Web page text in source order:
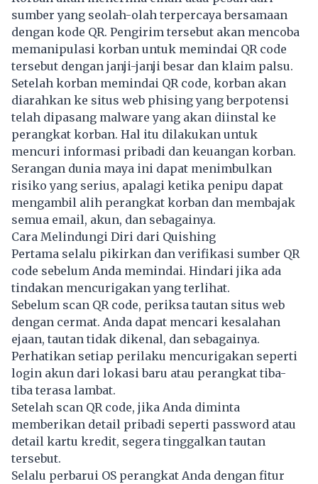
sumber yang seolah-olah terpercaya bersamaan
dengan kode QR. Pengirim tersebut akan mencoba
memanipulasi korban untuk memindai QR code
tersebut dengan janji-janji besar dan klaim palsu.
Setelah korban memindai QR code, korban akan
diarahkan ke situs web phising yang berpotensi
telah dipasang malware yang akan diinstal ke
perangkat korban. Hal itu dilakukan untuk
mencuri informasi pribadi dan keuangan korban.
Serangan dunia maya ini dapat menimbulkan
risiko yang serius, apalagi ketika penipu dapat
mengambil alih perangkat korban dan membajak
semua email, akun, dan sebagainya.
Cara Melindungi Diri dari Quishing
Pertama selalu pikirkan dan verifikasi sumber QR
code sebelum Anda memindai. Hindari jika ada
tindakan mencurigakan yang terlihat.
Sebelum scan QR code, periksa tautan situs web
dengan cermat. Anda dapat mencari kesalahan
ejaan, tautan tidak dikenal, dan sebagainya.
Perhatikan setiap perilaku mencurigakan seperti
login akun dari lokasi baru atau perangkat tiba-
tiba terasa lambat.
Setelah scan QR code, jika Anda diminta
memberikan detail pribadi seperti password atau
detail kartu kredit, segera tinggalkan tautan
tersebut.
Selalu perbarui OS perangkat Anda dengan fitur